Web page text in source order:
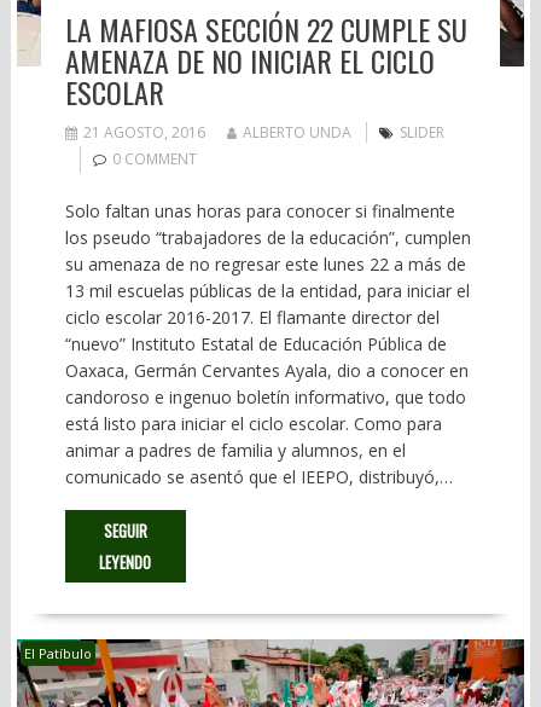
LA MAFIOSA SECCIÓN 22 CUMPLE SU
AMENAZA DE NO INICIAR EL CICLO
ESCOLAR
21 AGOSTO, 2016 ALBERTO UNDA
SLIDER
0 COMMENT
Solo faltan unas horas para conocer si finalmente
los pseudo “trabajadores de la educación”, cumplen
su amenaza de no regresar este lunes 22 a más de
13 mil escuelas públicas de la entidad, para iniciar el
ciclo escolar 2016-2017. El flamante director del
“nuevo” Instituto Estatal de Educación Pública de
Oaxaca, Germán Cervantes Ayala, dio a conocer en
candoroso e ingenuo boletín informativo, que todo
está listo para iniciar el ciclo escolar. Como para
animar a padres de familia y alumnos, en el
comunicado se asentó que el IEEPO, distribuyó,…
SEGUIR
LEYENDO
El Patíbulo